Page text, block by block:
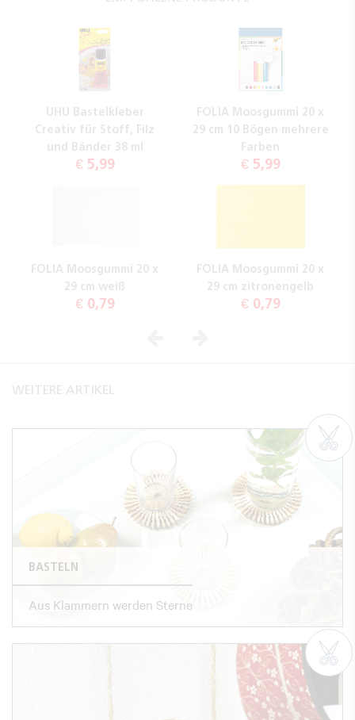
UHU Bastelkleber
Creativ für Stoff, Filz
und Bänder 38 ml
€ 5,99
FOLIA Moosgummi 20 x
29 cm 10 Bögen mehrere
Farben
€ 5,99
FOLIA Moosgummi 20 x
29 cm weiß
€ 0,79
FOLIA Moosgummi 20 x
29 cm zitronengelb
€ 0,79
WEITERE ARTIKEL
BASTELN
Aus Klammern werden Sterne